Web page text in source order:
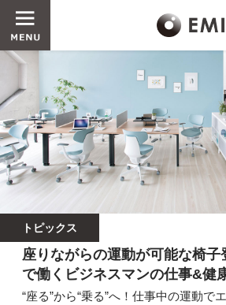
トピックス
座りながらの運動が可能な椅子
で働くビジネスマンの仕事&健
“座る”から“乗る”へ！仕事中の運動で